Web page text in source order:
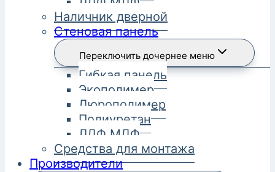
Наличник дверной
Стеновая панель
Переключить дочернее меню
Гибкая панель
Экополимер
Дюрополимер
Полиуретан
ЛДФ МДФ
Средства для монтажа
Производители